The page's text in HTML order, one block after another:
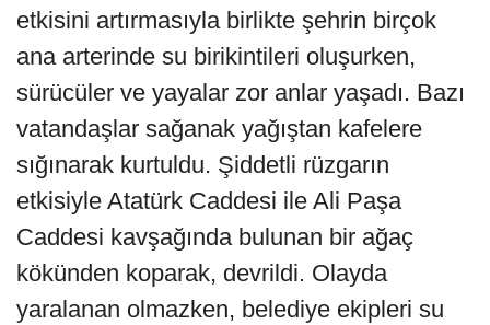
etkisini artırmasıyla birlikte şehrin birçok
ana arterinde su birikintileri oluşurken,
sürücüler ve yayalar zor anlar yaşadı. Bazı
vatandaşlar sağanak yağıştan kafelere
sığınarak kurtuldu. Şiddetli rüzgarın
etkisiyle Atatürk Caddesi ile Ali Paşa
Caddesi kavşağında bulunan bir ağaç
kökünden koparak, devrildi. Olayda
yaralanan olmazken, belediye ekipleri su